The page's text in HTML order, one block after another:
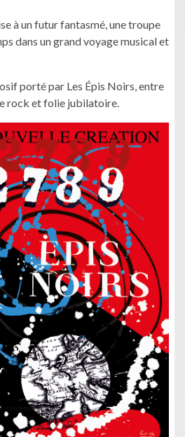
à un futur fantasmé, une troupe
dans un grand voyage musical et
porté par Les Épis Noirs, entre
rock et folie jubilatoire.